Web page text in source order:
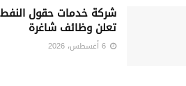
شركة خدمات حقول النفط
تعلن وظائف شاغرة